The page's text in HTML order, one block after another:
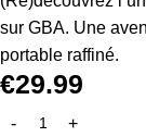
sur GBA. Une
portable raffiné.
€29.99